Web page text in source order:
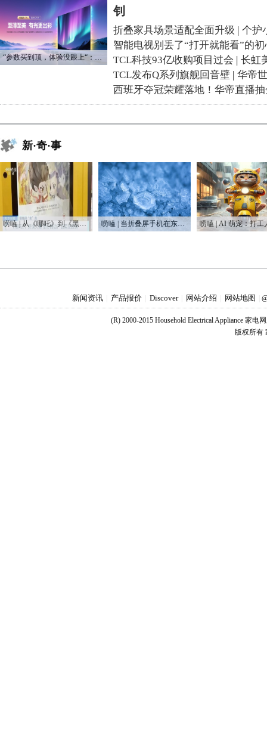
“参数买到顶，体验没跟上“：长虹追光Q70S给高端电视打了个样
钊
折叠家具场景适配全面升级 | 个护
智能电视别丢了“打开就能看”的初
TCL科技93亿收购项目过会 | 长虹
TCL发布Q系列旗舰回音壁 | 华帝
西班牙夺冠荣耀落地！华帝直播
新·奇·事
唠嗑 | 从《哪吒》到《黑神话悟空》 这届国产IP赢麻了 唠嗑 | 当折叠屏手机在东北“爆冷”
新闻资讯 产品报价 Discover 网站介绍 网站地图
(R) 2000-2015 Household Electrical Appliance 家电
版权所有